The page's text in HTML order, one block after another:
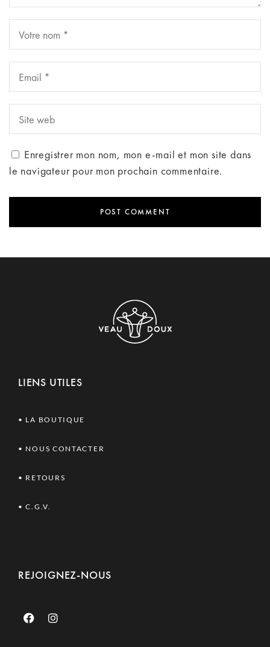
Enregistrer mon nom, mon e-mail et mon site dans
le navigateur pour mon prochain commentaire.
LIENS UTILES
• LA BOUTIQUE
• NOUS CONTACTER
• RETOURS
•C.G.V.
REJOIGNEZ-NOUS